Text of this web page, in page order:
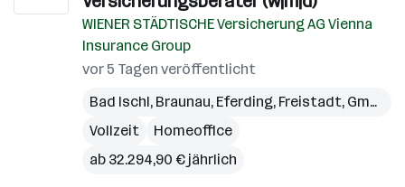
WIENER STÄDTISCHE Versicherung AG Vienna
Insurance Group
vor 5 Tagen veröffentlicht
Bad Ischl, Braunau, Eferding, Freistadt, Gmunden
Vollzeit
Homeoffice
ab 32.294,90 € jährlich